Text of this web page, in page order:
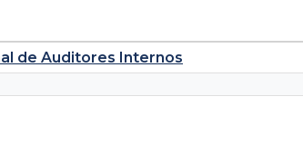
de Auditores Internos